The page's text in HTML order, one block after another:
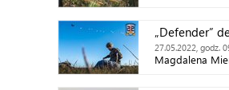
„Defender”
27.05.2022, godz.
Magdalena